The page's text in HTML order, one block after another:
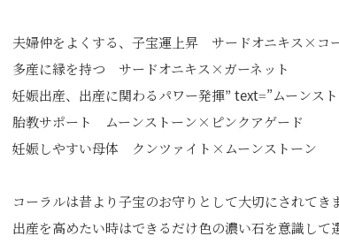
夫婦仲をよくする、子宝運上昇 サードオニキス×コ
多産に縁を持つ サードオニキス×ガーネット
妊娠出産、出産に関わるパワー発揮” text=”ムーンス
胎教サポート ムーンストーン×ピンクアゲード
妊娠しやすい母体 クンツァイト×ムーンストーン
コーラルは昔より子宝のお守りとして大切にされてき
出産を高めたい時はできるだけ色の濃い石を意識して